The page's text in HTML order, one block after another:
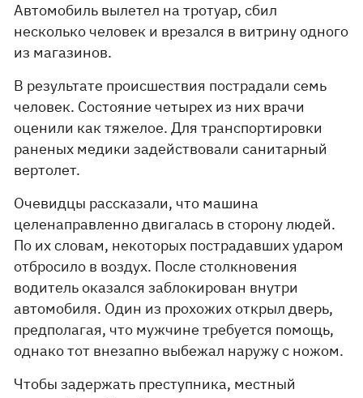
Автомобиль вылетел на тротуар, сбил
несколько человек и врезался в витрину одного
из магазинов.
В результате происшествия пострадали семь
человек. Состояние четырех из них врачи
оценили как тяжелое. Для транспортировки
раненых медики задействовали санитарный
вертолет.
Очевидцы рассказали, что машина
целенаправленно двигалась в сторону людей.
По их словам, некоторых пострадавших ударом
отбросило в воздух. После столкновения
водитель оказался заблокирован внутри
автомобиля. Один из прохожих открыл дверь,
предполагая, что мужчине требуется помощь,
однако тот внезапно выбежал наружу с ножом.
Чтобы задержать преступника, местный